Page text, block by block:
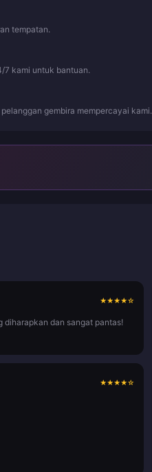
tempatan.
7 kami untuk bantuan.
gembira mempercayai kami.
★★★★☆
diharapkan dan sangat pantas!
★★★★☆